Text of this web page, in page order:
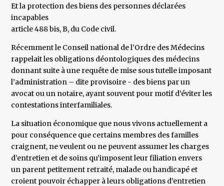
Et la protection des biens des personnes déclarées
incapables
article 488 bis, B, du Code civil.
Récemment le Conseil national de l’Ordre des Médecins
rappelait les obligations déontologiques des médecins
donnant suite à une requête de mise sous tutelle imposant
l’administration – dite provisoire - des biens par un
avocat ou un notaire, ayant souvent pour motif d’éviter les
contestations interfamiliales.
La situation économique que nous vivons actuellement a
pour conséquence que certains membres des familles
craignent, ne veulent ou ne peuvent assumer les charges
d’entretien et de soins qu’imposent leur filiation envers
un parent petitement retraité, malade ou handicapé et
croient pouvoir échapper à leurs obligations d’entretien